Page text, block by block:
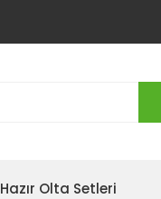
Hazır Olta Setleri